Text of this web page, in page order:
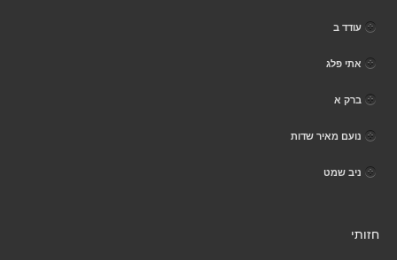
עודד ב
אתי פלג
ברק א
נועם מאיר שדות
ניב שמט
חזותי